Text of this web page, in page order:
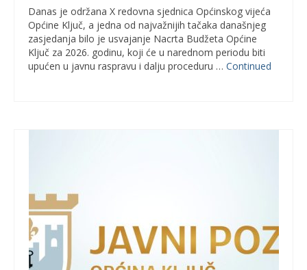
Danas je održana X redovna sjednica Općinskog vijeća
Općine Ključ, a jedna od najvažnijih tačaka današnjeg
zasjedanja bilo je usvajanje Nacrta Budžeta Općine
Ključ za 2026. godinu, koji će u narednom periodu biti
upućen u javnu raspravu i dalju proceduru … Continued